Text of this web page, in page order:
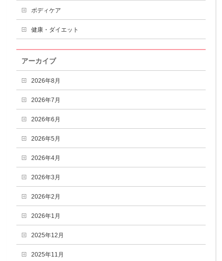
ボディケア
健康・ダイエット
アーカイブ
2026年8月
2026年7月
2026年6月
2026年5月
2026年4月
2026年3月
2026年2月
2026年1月
2025年12月
2025年11月